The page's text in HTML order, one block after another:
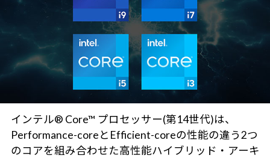
インテル® Core™ プロセッサー(第14世代)は、
Performance-coreとEfficient-coreの性能の違う2つ
のコアを組み合わせた高性能ハイブリッド・アーキ